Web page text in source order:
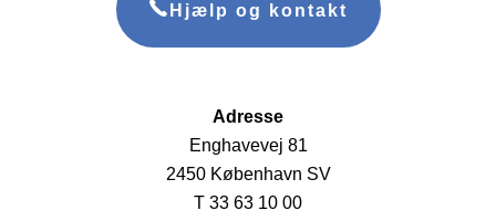
Hjælp og kontakt
Adresse
Enghavevej 81
2450 København SV
T 33 63 10 00